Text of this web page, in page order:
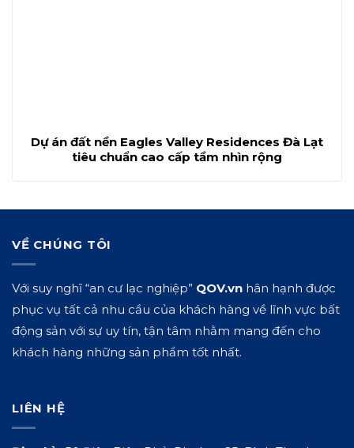
Dự án đất nền Eagles Valley Residences Đà Lạt
tiêu chuẩn cao cấp tầm nhìn rộng
VỀ CHÚNG TÔI
Với suy nghĩ “an cư lạc nghiệp” QOV.vn hân hạnh được
phục vụ tất cả nhu cầu của khách hàng về lĩnh vực bất
động sản với sự uy tín, tận tâm nhằm mang đến cho
khách hàng những sản phẩm tốt nhất.
LIÊN HỆ